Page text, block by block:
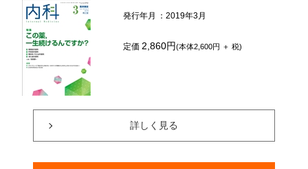
発行年月 ：2019年3月
定価 2,860円(本体2,600円 ＋ 税)
詳しく見る